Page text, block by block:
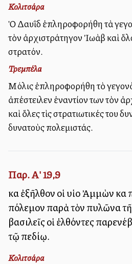
Κολιτσάρα
Ὁ Δαυῒδ ἐπληροφορήθη τὰ
τὸν ἀρχιστράτηγον Ἰωὰβ καὶ
στρατόν.
Τρεμπέλα
Μόλις ἐπληροφορήθη τὸ
ἀπέστειλεν ἐναντίον των τὸν
καὶ ὅλες τὶς στρατιωτικές του
δυνατοὺς πολεμιστάς.
Παρ. Α' 19,9
καὶ ἐξῆλθον οἱ υἱοὶ Ἀμμὼν
πόλεμον παρὰ τὸν πυλῶνα
βασιλεῖς οἱ ἐλθόντες
τῷ πεδίῳ.
Κολιτσάρα